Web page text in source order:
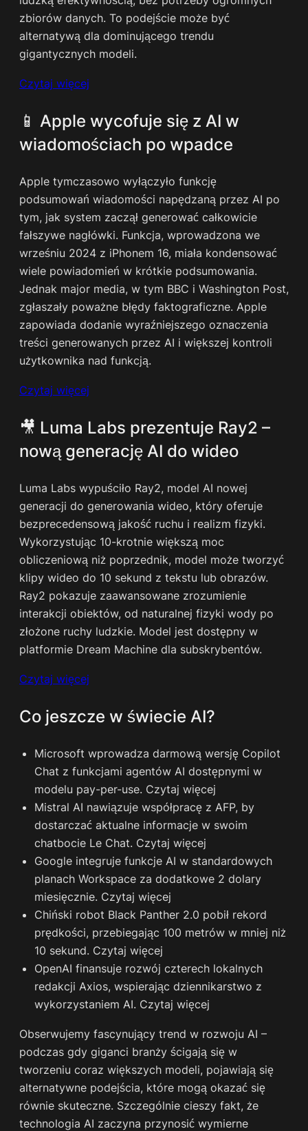
zbiorów danych. To podejście może być
alternatywą dla dominującego trendu
gigantycznych modeli.
Czytaj więcej
📱 Apple wycofuje się z AI w
wiadomościach po wpadce
Apple tymczasowo wyłączyło funkcję
podsumowań wiadomości napędzaną przez AI po
tym, jak system zaczął generować całkowicie
fałszywe nagłówki. Funkcja, wprowadzona we
wrześniu 2024 z iPhonem 16, miała kondensować
wiele powiadomień w krótkie podsumowania.
Jednak major media, w tym BBC i Washington Post,
zgłaszały poważne błędy faktograficzne. Apple
zapowiada dodanie wyraźniejszego oznaczenia
treści generowanych przez AI i większej kontroli
użytkownika nad funkcją.
Czytaj więcej
🎥 Luma Labs prezentuje Ray2 –
nową generację AI do wideo
Luma Labs wypuściło Ray2, model AI nowej
generacji do generowania wideo, który oferuje
bezprecedensową jakość ruchu i realizm fizyki.
Wykorzystując 10-krotnie większą moc
obliczeniową niż poprzednik, model może tworzyć
klipy wideo do 10 sekund z tekstu lub obrazów.
Ray2 pokazuje zaawansowane zrozumienie
interakcji obiektów, od naturalnej fizyki wody po
złożone ruchy ludzkie. Model jest dostępny w
platformie Dream Machine dla subskrybentów.
Czytaj więcej
Co jeszcze w świecie AI?
Microsoft wprowadza darmową wersję Copilot
Chat z funkcjami agentów AI dostępnymi w
modelu pay-per-use. Czytaj więcej
Mistral AI nawiązuje współpracę z AFP, by
dostarczać aktualne informacje w swoim
chatbocie Le Chat. Czytaj więcej
Google integruje funkcje AI w standardowych
planach Workspace za dodatkowe 2 dolary
miesięcznie. Czytaj więcej
Chiński robot Black Panther 2.0 pobił rekord
prędkości, przebiegając 100 metrów w mniej niż
10 sekund. Czytaj więcej
OpenAI finansuje rozwój czterech lokalnych
redakcji Axios, wspierając dziennikarstwo z
wykorzystaniem AI. Czytaj więcej
Obserwujemy fascynujący trend w rozwoju AI –
podczas gdy giganci branży ścigają się w
tworzeniu coraz większych modeli, pojawiają się
alternatywne podejścia, które mogą okazać się
równie skuteczne. Szczególnie cieszy fakt, że
technologia AI zaczyna przynosić wymierne